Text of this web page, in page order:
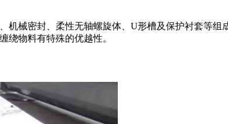
械密封、柔性无轴螺旋体、U形槽及保护衬套等组
绕物料有特殊的优越性。